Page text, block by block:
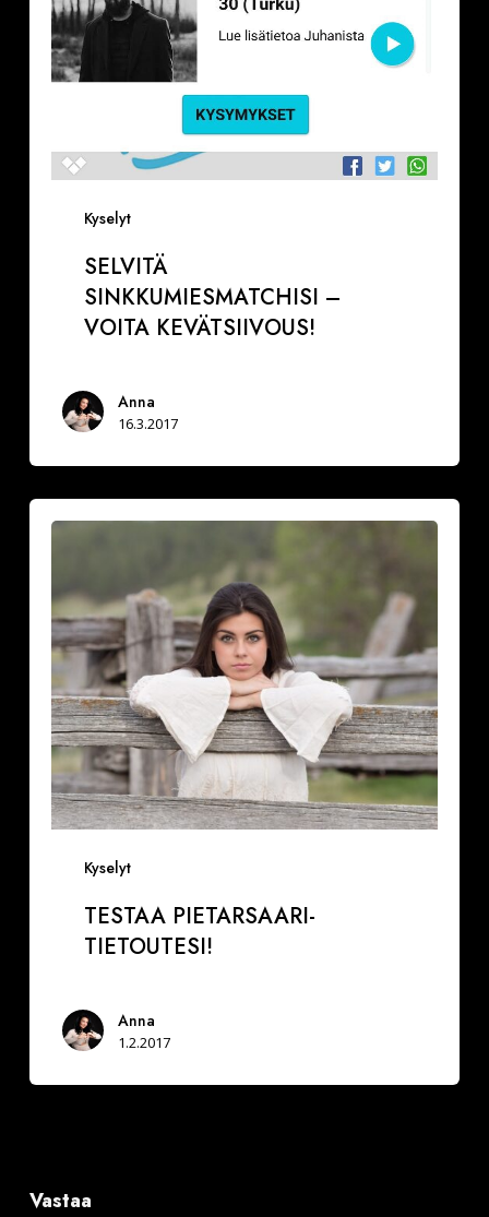
Kyselyt
SELVITÄ
SINKKUMIESMATCHISI –
VOITA KEVÄTSIIVOUS!
Anna
16.3.2017
Kyselyt
TESTAA PIETARSAARI-
TIETOUTESI!
Anna
1.2.2017
Vastaa